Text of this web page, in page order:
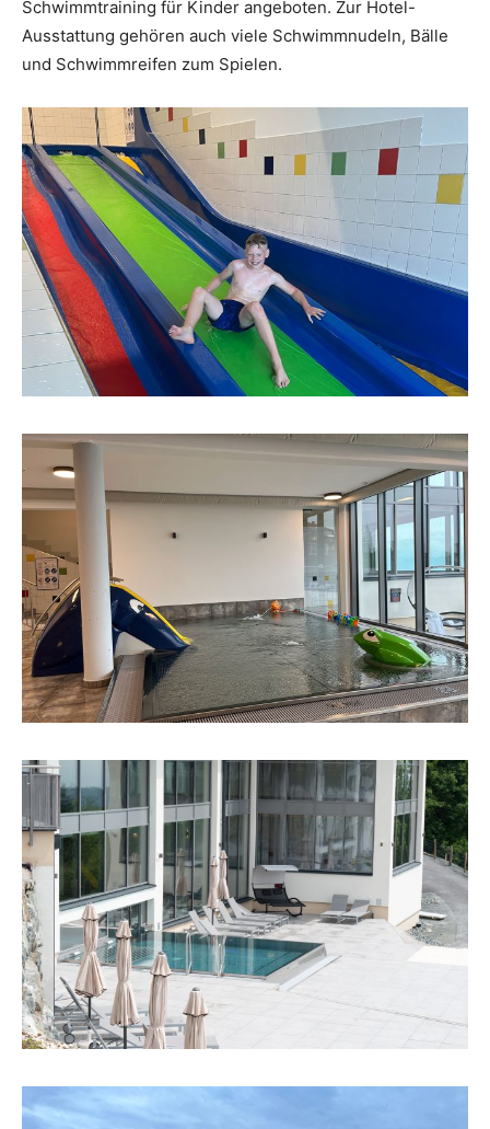
Schwimmtraining für Kinder angeboten. Zur Hotel-
Ausstattung gehören auch viele Schwimmnudeln, Bälle
und Schwimmreifen zum Spielen.